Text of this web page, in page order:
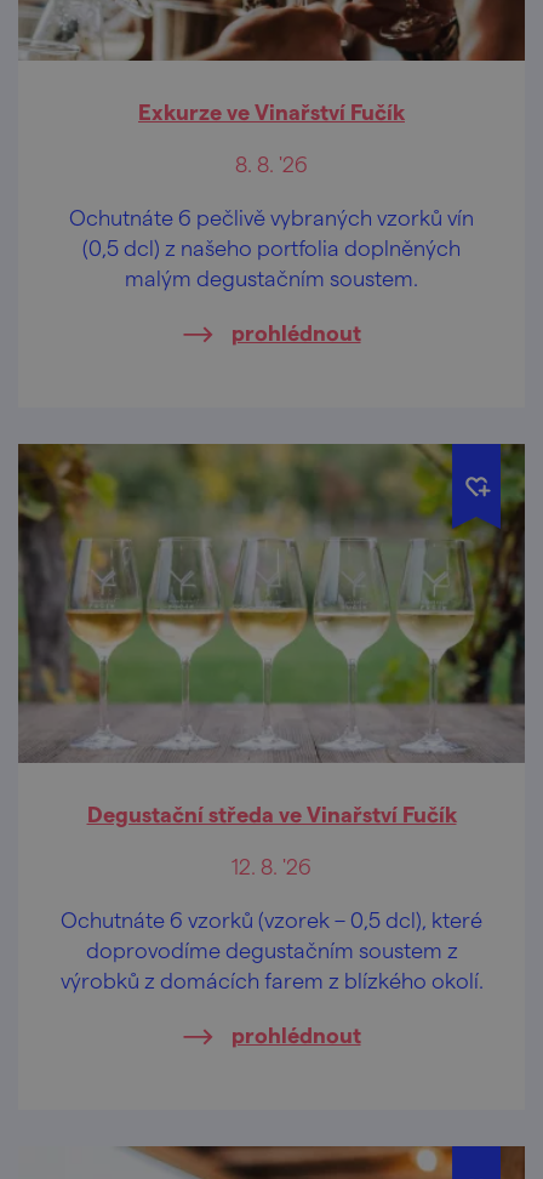
Exkurze ve Vinařství Fučík
8. 8. '26
Ochutnáte 6 pečlivě vybraných vzorků vín
(0,5 dcl) z našeho portfolia doplněných
malým degustačním soustem.
prohlédnout
Degustační středa ve Vinařství Fučík
12. 8. '26
Ochutnáte 6 vzorků (vzorek – 0,5 dcl), které
doprovodíme degustačním soustem z
výrobků z domácích farem z blízkého okolí.
prohlédnout